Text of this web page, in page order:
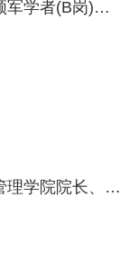
华南农业大学丁颖领军学者(B岗)、经济管理学院院长、教授、博士生导师、广东省“百千万工程”首批智库专家。
华南农业大学公共管理学院院长、教授、博士生导师、广东城乡社会风险与应急治理研究中心主任。